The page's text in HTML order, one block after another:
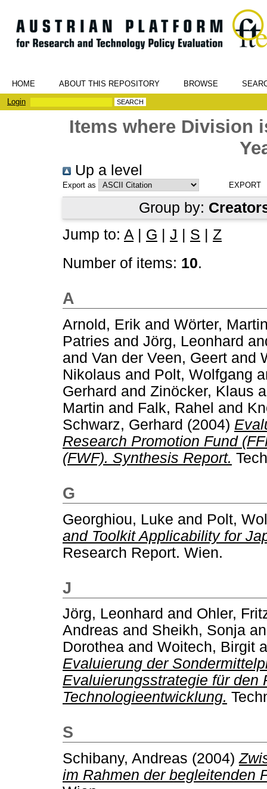
HOME ABOUT THIS REPOSITORY BROWSE
Login
Items where Division
Up a level
Export as
Group by:
Jump to: A G J S
Z
Number of items: 10.
A
Arnold, Erik and Wörter,
Patries and Jörg, Leonhard
and Van der Veen, Geert and
Nikolaus and Polt, Wolfgang
Gerhard and Zinöcker, Klaus
Martin and Falk, Rahel and
Schwarz, Gerhard (2004)
Research Promotion Fund
(FWF). Synthesis Report.
G
Georghiou, Luke and Polt,
and Toolkit Applicability for
Research Report. Wien.
J
Jörg, Leonhard and Ohler,
Andreas and Sheikh, Sonja
Dorothea and Woitech, Birgit
Evaluierung der
Evaluierungsstrategie für den
Technologieentwicklung.
S
Schibany, Andreas (2004)
im Rahmen der begleitenden